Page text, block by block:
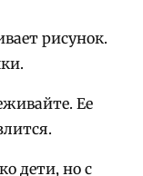
рисунок.
Ее
дети, но с